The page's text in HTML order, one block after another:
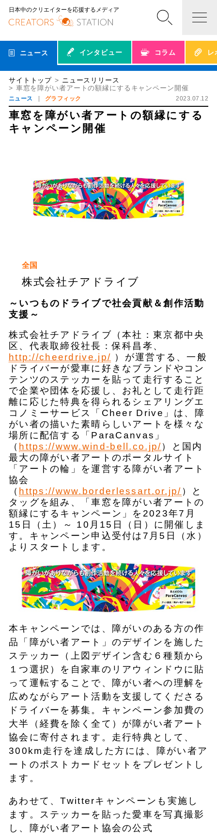
日本中のクリエイターを応援するメディア
ニュース インタビュー コラム レ
サイトトップ
ニュースリリース
車窓を障がい者アートの額縁にするキャンペーン開催
ニュース グラフィック 2023.07.12
車窓を障がい者アートの額縁にする
キャンペーン開催
全国
株式会社チアドライブ
～いつものドライブで社会貢献＆創作活動
支援～
株式会社チアドライブ（本社：東京都中央
区、代表取締役社長：保科昌孝、
http://cheerdrive.jp/ ）が運営する、一般
ドライバーが愛車に好きなブランドやコン
テンツのステッカーを貼って走行すること
で企業や団体を応援し、お礼として走行距
離に応じた特典を得られるシェアリングエ
コノミーサービス「Cheer Drive」は、障
がい者の描いた素晴らしいアートを様々な
場所に配信する「ParaCanvas」
（ https://www.wind-bell.co.jp/）と国内
最大の障がい者アートのポータルサイト
「アートの輪」を運営する障がい者アート
協会
（ https://www.borderlessart.or.jp/ ）と
タッグを組み、「車窓を障がい者アートの
額縁にするキャンペーン」を2023年7月
15日（土）～ 10月15日（日）に開催しま
す。キャンペーン申込受付は7月5日（水）
よりスタートします。
本キャンペーンでは、障がいのある方の作
品「障がい者アート」のデザインを施した
ステッカー（上図デザイン含む６種類から
１つ選択）を自家車のリアウィンドウに貼
って運転することで、障がい者への理解を
広めながらアート活動を支援してくださる
ドライバーを募集。キャンペーン参加費の
大半（経費を除く全て）が障がい者アート
協会に寄付されます。走行特典として、
300km走行を達成した方には、障がい者ア
ートのポストカードセットをプレゼントし
ます。
あわせて、Twitterキャンペーンも実施し
ます。ステッカーを貼った愛車を写真撮影
し、障がい者アート協会の公式